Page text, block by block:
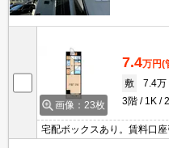
画像：23枚
7.4万円(
敷
7.4万
3階
1K
宅配ボックスあり。賃料口
のお部屋です。